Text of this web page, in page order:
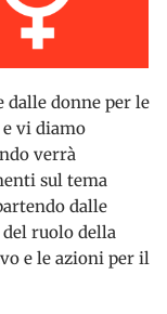
dalle donne per le
vi diamo
verrà
sul tema
dalle
ruolo della
e le azioni per il